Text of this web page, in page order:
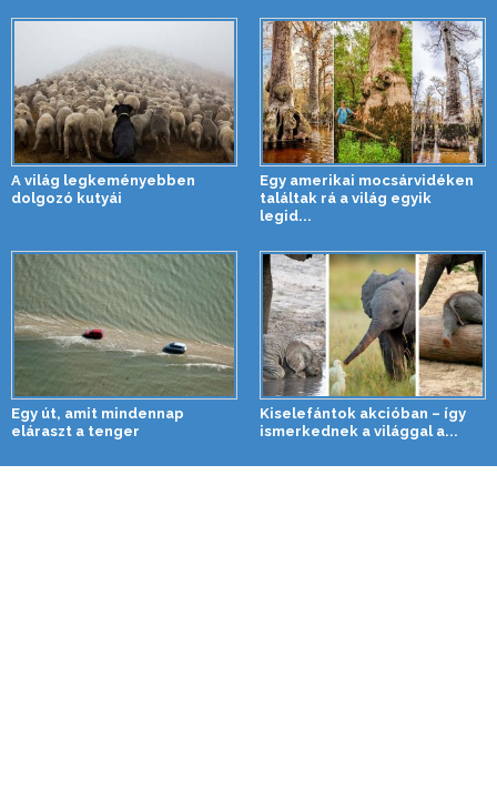
A világ legkeményebben
dolgozó kutyái
Egy amerikai mocsárvidéken
találtak rá a világ egyik
legid...
Egy út, amit mindennap
eláraszt a tenger
Kiselefántok akcióban – így
ismerkednek a világgal a...